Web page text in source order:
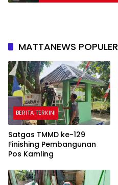
MATTANEWS POPULER
BERITA TERKINI
Satgas TMMD ke-129
Finishing Pembangunan
Pos Kamling